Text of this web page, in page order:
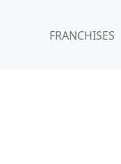
FRANCHISES